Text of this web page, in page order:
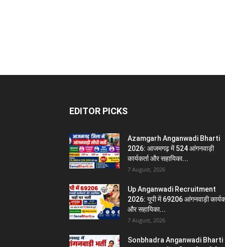
EDITOR PICKS
Azamgarh Anganwadi Bharti
2026: आजमगढ़ में 524 आंगनवाड़ी
कार्यकर्ता और सहायिका...
7 August, 2026
Up Anganwadi Recruitment
2026: यूपी में 69206 आंगनवाड़ी
और सहायिका...
7 August, 2026
Sonbhadra Anganwadi Bharti